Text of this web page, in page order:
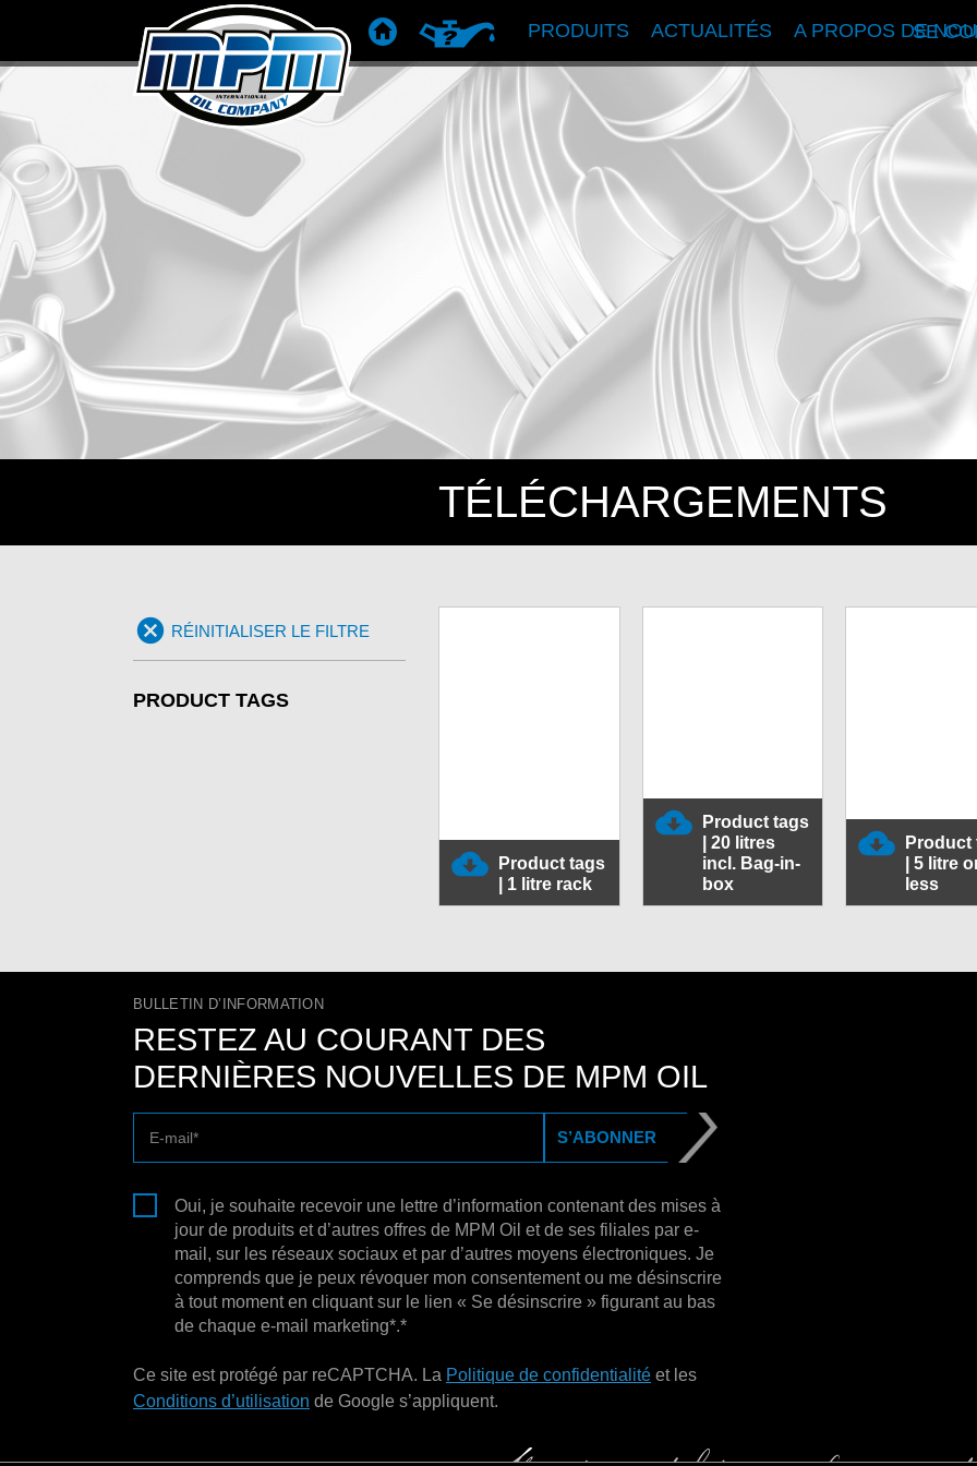
ACCUEILRECOMMANDATION DE PRODUITS
PRODUITS ACTUALITÉS A PROPOS DE
SE
TÉLÉCHARGEMENTS
Product tags
| 1 litre rack
Product tags
| 20 litres
incl. Bag-in-
box
Product
| 5 litre
less
RÉINITIALISER LE FILTRE
PRODUCT TAGS
BULLETIN D’INFORMATION
RESTEZ AU COURANT DES
DERNIÈRES NOUVELLES DE MPM OIL
S’ABONNER
Oui, je souhaite recevoir une lettre d’information contenant des mises à
jour de produits et d’autres offres de MPM Oil et de ses filiales par e-
mail, sur les réseaux sociaux et par d’autres moyens électroniques. Je
comprends que je peux révoquer mon consentement ou me désinscrire
à tout moment en cliquant sur le lien « Se désinscrire » figurant au bas
de chaque e-mail marketing*.*
Ce site est protégé par reCAPTCHA. La Politique de confidentialité et les
Conditions d’utilisation de Google s’appliquent.